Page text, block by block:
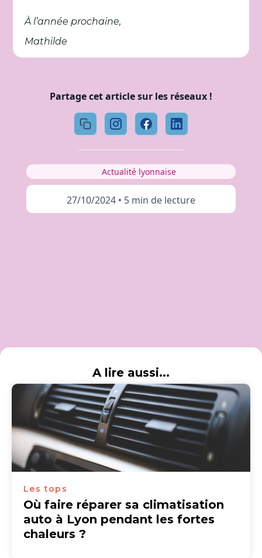
À l’année prochaine,
Mathilde
Partage cet article sur les réseaux !
Actualité lyonnaise
27/10/2024 • 5 min de lecture
A lire aussi...
Les tops
Où faire réparer sa climatisation
auto à Lyon pendant les fortes
chaleurs ?